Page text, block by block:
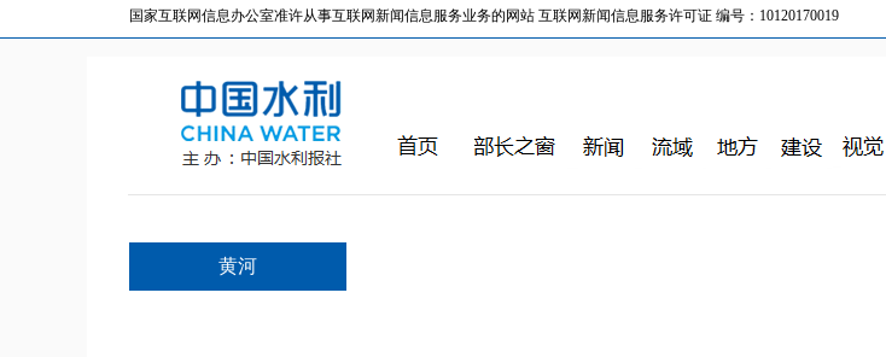
国家互联网信息办公室准许从事互联网新闻信息服务业务的网站 互联网新闻信息服务许可证 编号：10120170019
黄河